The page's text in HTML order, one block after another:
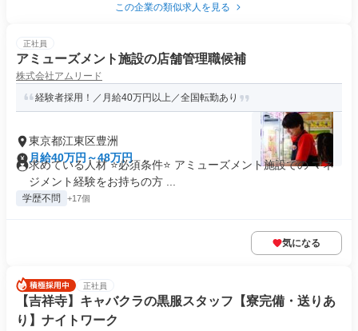
この企業の類似求人を見る
正社員
アミューズメント施設の店舗管理職候補
株式会社アムリード
経験者採用！／月給40万円以上／全国転勤あり
東京都江東区豊洲
月給40万円～48万円
求めている人材 ⭐必須条件⭐ アミューズメント施設での マネ
ジメント経験をお持ちの方 ...
学歴不問 +17個
気になる
正社員
【吉祥寺】キャバクラの黒服スタッフ【寮完備・送りあ
り】ナイトワーク